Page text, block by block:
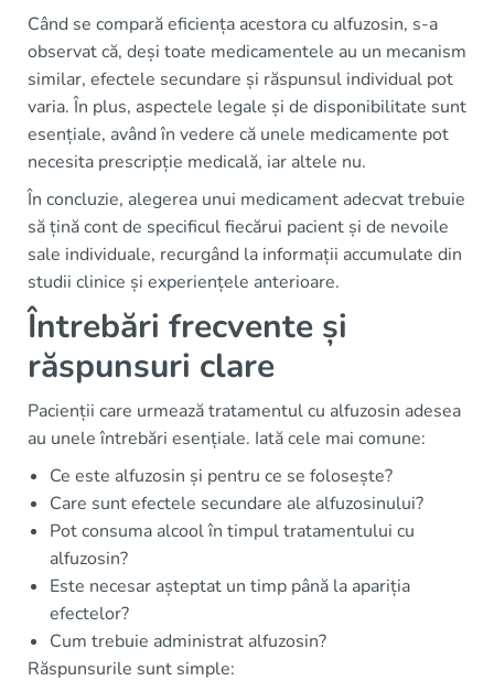
Când se compară eficiența acestora cu alfuzosin, s-a
observat că, deși toate medicamentele au un mecanism
similar, efectele secundare și răspunsul individual pot
varia. În plus, aspectele legale și de disponibilitate sunt
esențiale, având în vedere că unele medicamente pot
necesita prescripție medicală, iar altele nu.
În concluzie, alegerea unui medicament adecvat trebuie
să țină cont de specificul fiecărui pacient și de nevoile
sale individuale, recurgând la informații accumulate din
studii clinice și experiențele anterioare.
Întrebări frecvente și
răspunsuri clare
Pacienții care urmează tratamentul cu alfuzosin adesea
au unele întrebări esențiale. Iată cele mai comune:
Ce este alfuzosin și pentru ce se folosește?
Care sunt efectele secundare ale alfuzosinului?
Pot consuma alcool în timpul tratamentului cu
alfuzosin?
Este necesar așteptat un timp până la apariția
efectelor?
Cum trebuie administrat alfuzosin?
Răspunsurile sunt simple: